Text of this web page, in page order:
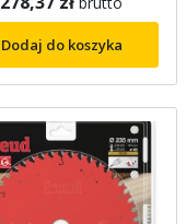
Dodaj do koszyka